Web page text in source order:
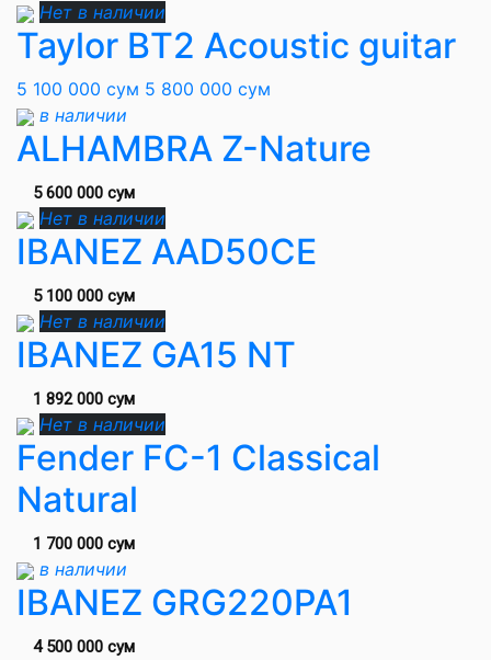
Нет в наличии
Taylor BT2 Acoustic guitar
5 100 000 сум 5 800 000 сум
в наличии
ALHAMBRA Z-Nature
5 600 000 сум
Нет в наличии
IBANEZ AAD50CE
5 100 000 сум
Нет в наличии
IBANEZ GA15 NT
1 892 000 сум
Нет в наличии
Fender FC-1 Classical
Natural
1 700 000 сум
в наличии
IBANEZ GRG220PA1
4 500 000 сум